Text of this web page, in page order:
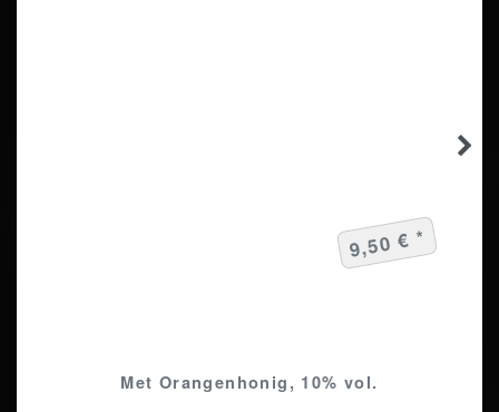
Met Orangenhonig, 10% vol.
9,50 € *